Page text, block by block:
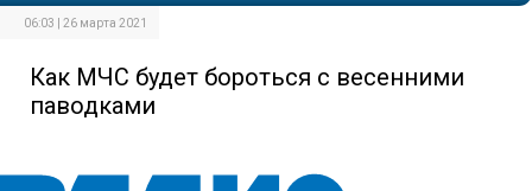
06:03 | 26 марта 2021
Как МЧС будет бороться с весенними
паводками